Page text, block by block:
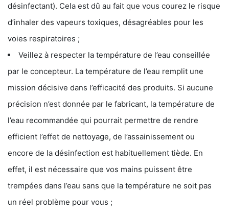
désinfectant). Cela est dû au fait que vous courez le risque
d’inhaler des vapeurs toxiques, désagréables pour les
voies respiratoires ;
Veillez à respecter la température de l’eau conseillée
par le concepteur. La température de l’eau remplit une
mission décisive dans l’efficacité des produits. Si aucune
précision n’est donnée par le fabricant, la température de
l’eau recommandée qui pourrait permettre de rendre
efficient l’effet de nettoyage, de l’assainissement ou
encore de la désinfection est habituellement tiède. En
effet, il est nécessaire que vos mains puissent être
trempées dans l’eau sans que la température ne soit pas
un réel problème pour vous ;